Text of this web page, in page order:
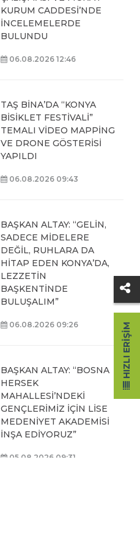
KURUM CADDESİ’NDE
İNCELEMELERDE
BULUNDU
06.08.2026 12:46
TAŞ BİNA’DA “KONYA
BİSİKLET FESTİVALİ”
TEMALI VİDEO MAPPİNG
VE DRONE GÖSTERİSİ
YAPILDI
06.08.2026 09:43
BAŞKAN ALTAY: “GELİN,
SADECE MİDELERE
DEĞİL, RUHLARA DA
HİTAP EDEN KONYA’DA,
LEZZETİN
BAŞKENTİNDE
BULUŞALIM”
06.08.2026 09:26
BAŞKAN ALTAY: “BOSNA
HERSEK
MAHALLESİ’NDEKİ
GENÇLERİMİZ İÇİN LİSE
MEDENİYET AKADEMİSİ
İNŞA EDİYORUZ”
05.08.2026 09:31
HIZLI ERIŞIM